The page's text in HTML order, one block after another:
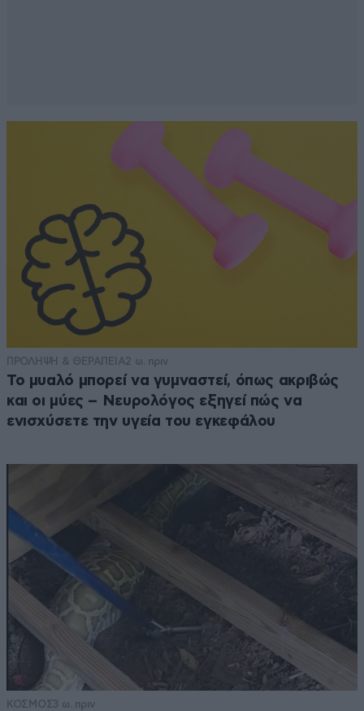
ΠΡΟΛΗΨΗ & ΘΕΡΑΠΕΙΑ2 ω. πριν
Το μυαλό μπορεί να γυμναστεί, όπως ακριβώς
και οι μύες – Νευρολόγος εξηγεί πώς να
ενισχύσετε την υγεία του εγκεφάλου
ΚΟΣΜΟΣ3 ω. πριν